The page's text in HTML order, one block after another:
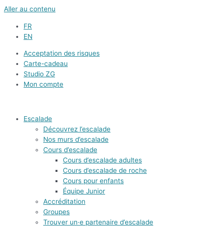
Aller au contenu
FR
EN
Acceptation des risques
Carte-cadeau
Studio ZG
Mon compte
Escalade
Découvrez l’escalade
Nos murs d’escalade
Cours d’escalade
Cours d’escalade adultes
Cours d’escalade de roche
Cours pour enfants
Équipe Junior
Accréditation
Groupes
Trouver un·e partenaire d’escalade